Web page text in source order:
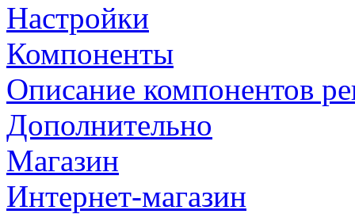
Настройки
Компоненты
Описание компонентов
Дополнительно
Магазин
Интернет-магазин